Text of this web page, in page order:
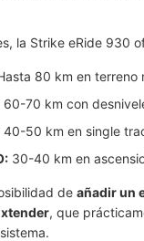
la Strike eRide 930
80 km en terreno
60-70 km con
40-50 km en single
30-40 km en
de añadir un
, que